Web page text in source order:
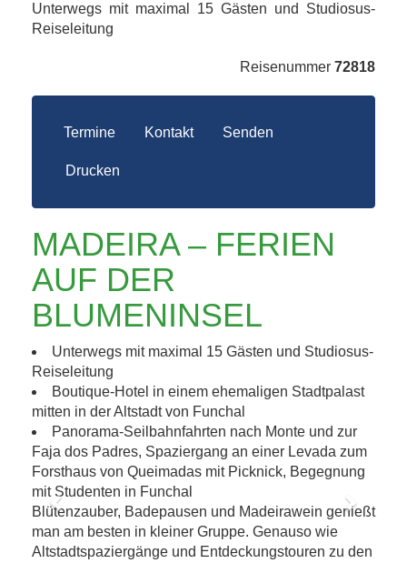
Unterwegs mit maximal 15 Gästen und Studiosus-
Reiseleitung
Reisenummer 72818
Termine Kontakt Senden
Drucken
MADEIRA – FERIEN
AUF DER
BLUMENINSEL
Unterwegs mit maximal 15 Gästen und Studiosus-
Reiseleitung
Boutique-Hotel in einem ehemaligen Stadtpalast
mitten in der Altstadt von Funchal
Panorama-Seilbahnfahrten nach Monte und zur
Faja dos Padres, Spaziergang an einer Levada zum
Forsthaus von Queimadas mit Picknick, Begegnung
mit Studenten in Funchal
Previous Next
Blütenzauber, Badepausen und Madeirawein genießt
man am besten in kleiner Gruppe. Genauso wie
Altstadtspaziergänge und Entdeckungstouren zu den